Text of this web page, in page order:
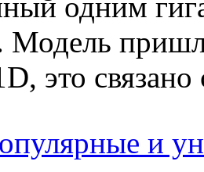
Модель
это связано
и